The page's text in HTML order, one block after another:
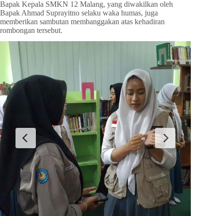
Bapak Kepala SMKN 12 Malang, yang diwakilkan oleh
Bapak Ahmad Suprayitno selaku waka humas, juga
memberikan sambutan membanggakan atas kehadiran
rombongan tersebut.